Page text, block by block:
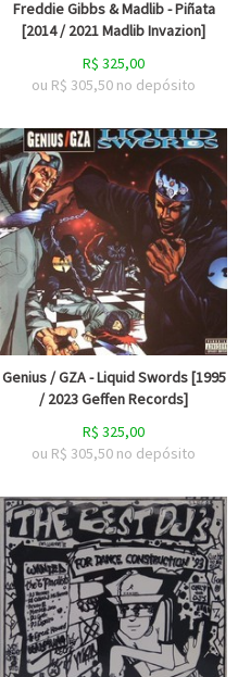
Freddie Gibbs & Madlib - Piñata
[2014 / 2021 Madlib Invazion]
R$ 325,00
ou R$ 305,50 no depósito
Genius / GZA - Liquid Swords [1995
/ 2023 Geffen Records]
R$ 325,00
ou R$ 305,50 no depósito